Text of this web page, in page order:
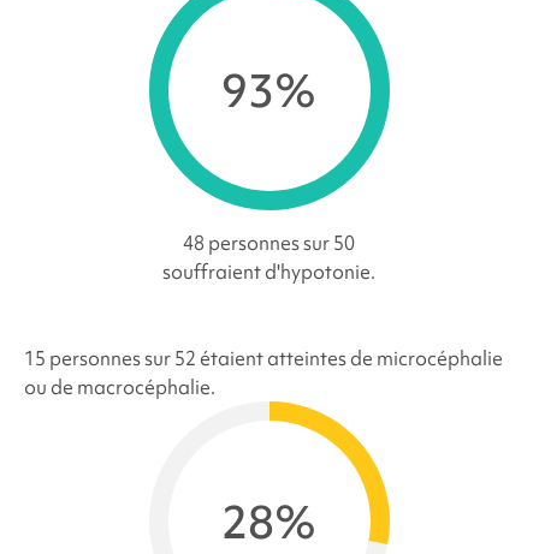
93%
48 personnes sur 50
souffraient d'hypotonie.
28%
15 personnes sur 52 étaient atteintes de microcéphalie
ou de macrocéphalie.